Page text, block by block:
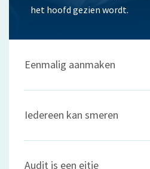
het hoofd gezien wordt.
Eenmalig aanmaken
Iedereen kan smeren
Audit is een eitje